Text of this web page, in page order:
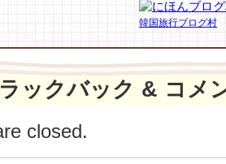
ン
プ
100
人
韓国旅行ブログ村
ラックバック & コメ
closed.